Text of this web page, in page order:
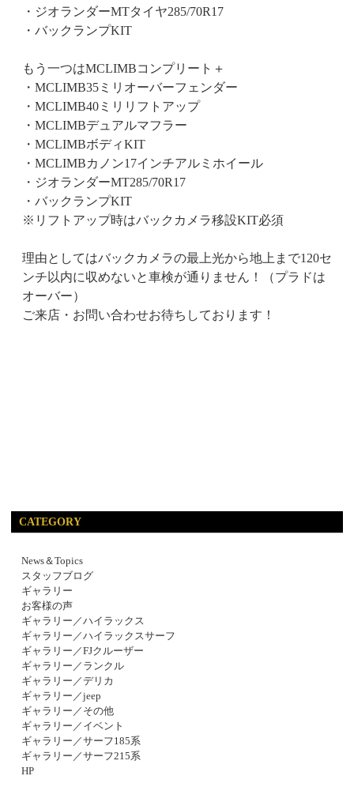
・ジオランダーMTタイヤ285/70R17
・バックランプKIT
もう一つはMCLIMBコンプリート＋
・MCLIMB35ミリオーバーフェンダー
・MCLIMB40ミリリフトアップ
・MCLIMBデュアルマフラー
・MCLIMBボディKIT
・MCLIMBカノン17インチアルミホイール
・ジオランダーMT285/70R17
・バックランプKIT
※リフトアップ時はバックカメラ移設KIT必須
理由としてはバックカメラの最上光から地上まで120セ
ンチ以内に収めないと車検が通りません！（プラドは
オーバー）
ご来店・お問い合わせお待ちしております！
CATEGORY
News＆Topics
スタッフブログ
ギャラリー
お客様の声
ギャラリー／ハイラックス
ギャラリー／ハイラックスサーフ
ギャラリー／FJクルーザー
ギャラリー／ランクル
ギャラリー／デリカ
ギャラリー／jeep
ギャラリー／その他
ギャラリー／イベント
ギャラリー／サーフ185系
ギャラリー／サーフ215系
HP